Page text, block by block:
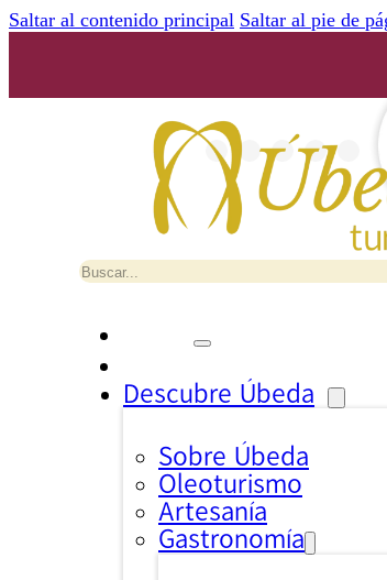
Saltar al contenido principal Saltar al pie de
Buscar
Descubre Úbeda
Sobre Úbeda
Oleoturismo
Artesanía
Gastronomía